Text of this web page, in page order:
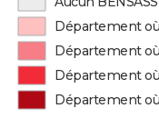
Département
Département
Département
Département